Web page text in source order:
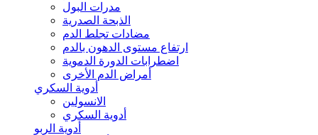
مدرات البول
الذبحة الصدرية
مضادات تجلط الدم
ارتفاع مستوى الدهون بالدم
اضطرابات الدورة الدموية
أمراض الدم الأخرى
أدوية السكري
الانسولين
أدوية السكري
أدوية الربو